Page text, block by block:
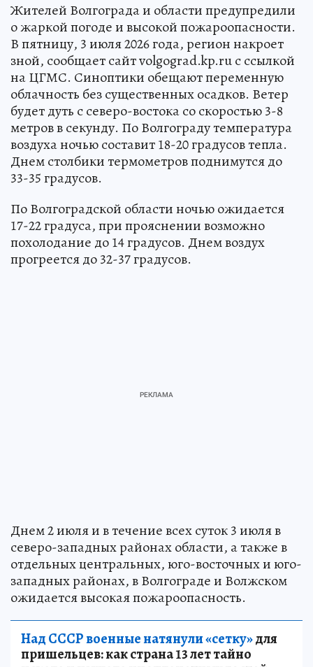
Жителей Волгограда и области предупредили
о жаркой погоде и высокой пожароопасности.
В пятницу, 3 июля 2026 года, регион накроет
зной, сообщает сайт volgograd.kp.ru с ссылкой
на ЦГМС. Синоптики обещают переменную
облачность без существенных осадков. Ветер
будет дуть с северо-востока со скоростью 3-8
метров в секунду. По Волгограду температура
воздуха ночью составит 18-20 градусов тепла.
Днем столбики термометров поднимутся до
33-35 градусов.
По Волгоградской области ночью ожидается
17-22 градуса, при прояснении возможно
похолодание до 14 градусов. Днем воздух
прогреется до 32-37 градусов.
Днем 2 июля и в течение всех суток 3 июля в
северо-западных районах области, а также в
отдельных центральных, юго-восточных и юго-
западных районах, в Волгограде и Волжском
ожидается высокая пожароопасность.
Над СССР военные натянули «сетку»для
пришельцев: как страна 13 лет тайно